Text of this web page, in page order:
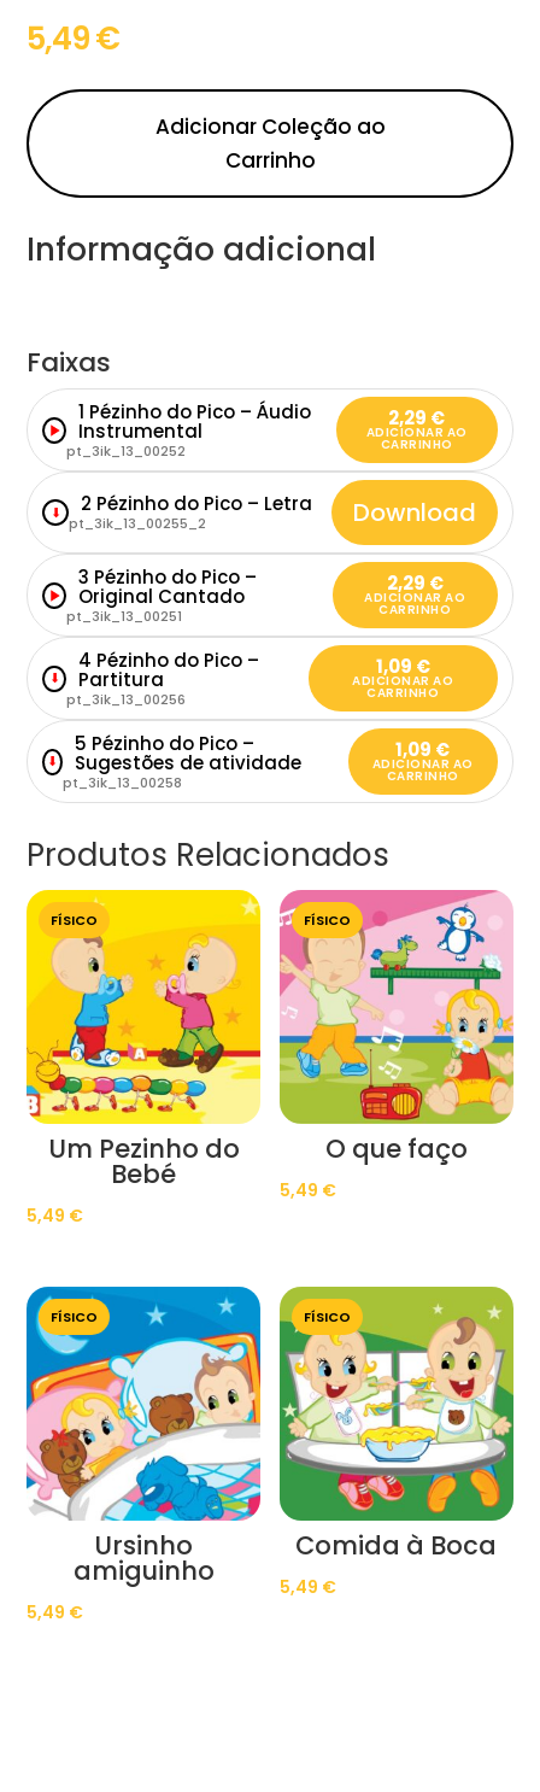
5,49€
Adicionar Coleção ao
Carrinho
Informação adicional
Faixas
1 Pézinho do Pico – Áudio
Instrumental
pt_3ik_13_00252
2,29 €
ADICIONAR AO
CARRINHO
⬇ 2 Pézinho do Pico – Letra
pt_3ik_13_00255_2 Download
3 Pézinho do Pico –
Original Cantado
pt_3ik_13_00251
2,29 €
ADICIONAR AO
CARRINHO
⬇
4 Pézinho do Pico –
Partitura
pt_3ik_13_00256
1,09 €
ADICIONAR AO
CARRINHO
⬇
5 Pézinho do Pico –
Sugestões de atividade
pt_3ik_13_00258
1,09 €
ADICIONAR AO
CARRINHO
Produtos Relacionados
FÍSICO
Um Pezinho do
Bebé
5,49 €
FÍSICO
O que faço
5,49 €
FÍSICO
Ursinho
amiguinho
5,49 €
FÍSICO
Comida à Boca
5,49 €